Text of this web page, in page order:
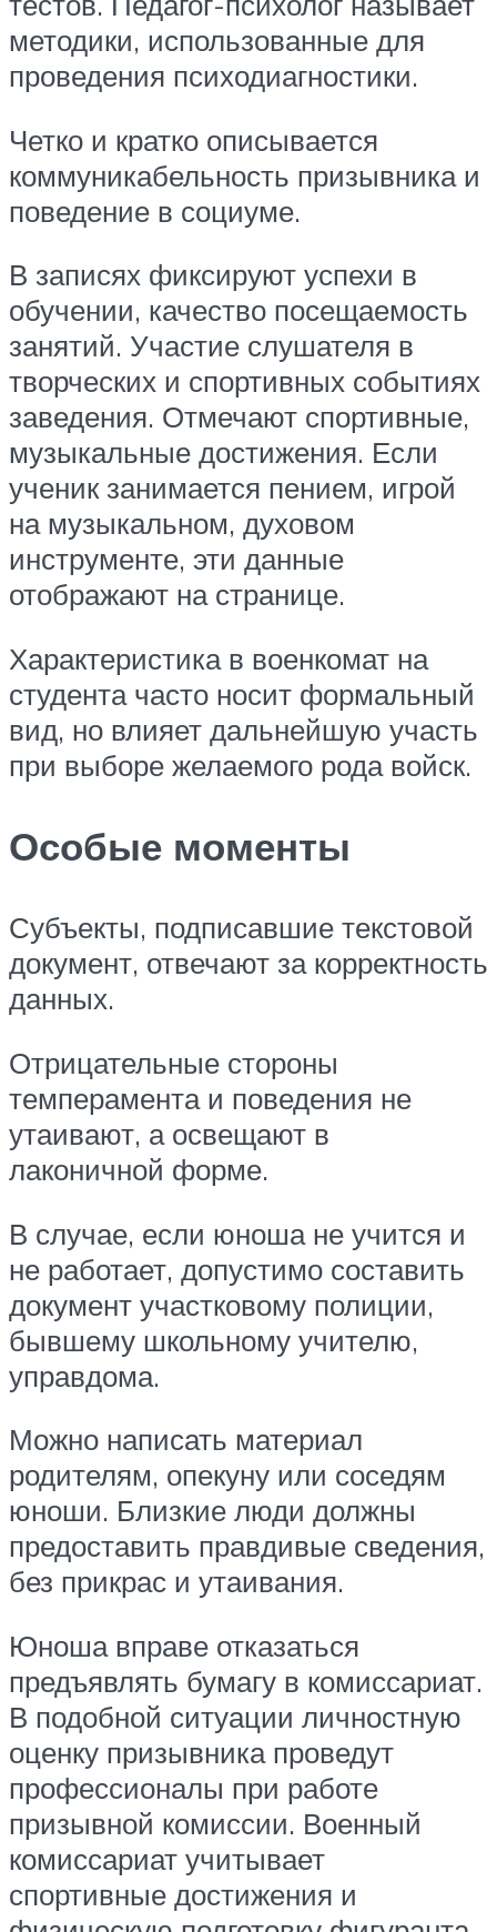
методики, использованные для
проведения психодиагностики.
Четко и кратко описывается
коммуникабельность призывника и
поведение в социуме.
В записях фиксируют успехи в
обучении, качество посещаемость
занятий. Участие слушателя в
творческих и спортивных событиях
заведения. Отмечают спортивные,
музыкальные достижения. Если
ученик занимается пением, игрой
на музыкальном, духовом
инструменте, эти данные
отображают на странице.
Характеристика в военкомат на
студента часто носит формальный
вид, но влияет дальнейшую участь
при выборе желаемого рода войск.
Особые моменты
Субъекты, подписавшие текстовой
документ, отвечают за корректность
данных.
Отрицательные стороны
темперамента и поведения не
утаивают, а освещают в
лаконичной форме.
В случае, если юноша не учится и
не работает, допустимо составить
документ участковому полиции,
бывшему школьному учителю,
управдома.
Можно написать материал
родителям, опекуну или соседям
юноши. Близкие люди должны
предоставить правдивые сведения,
без прикрас и утаивания.
Юноша вправе отказаться
предъявлять бумагу в комиссариат.
В подобной ситуации личностную
оценку призывника проведут
профессионалы при работе
призывной комиссии. Военный
комиссариат учитывает
спортивные достижения и